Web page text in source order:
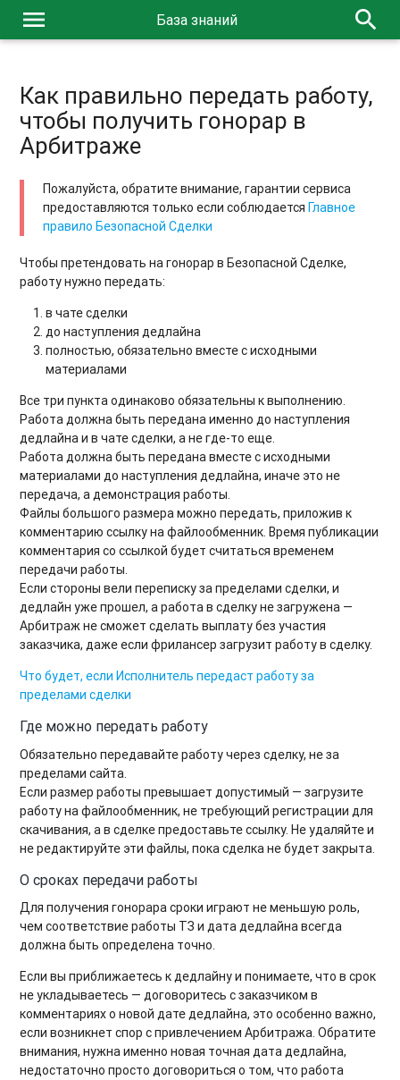
menu База знаний search
Как правильно передать работу,
чтобы получить гонорар в
Арбитраже
Пожалуйста, обратите внимание, гарантии сервиса
предоставляются только если соблюдаетсяГлавное
правило Безопасной Сделки
Чтобы претендовать на гонорар в Безопасной Сделке,
работу нужно передать:
в чате сделки
до наступления дедлайна
полностью, обязательно вместе с исходными
материалами
Все три пункта одинаково обязательны к выполнению.
Работа должна быть передана именно до наступления
дедлайна и в чате сделки, а не где-то еще.
Работа должна быть передана вместе с исходными
материалами до наступления дедлайна, иначе это не
передача, а демонстрация работы.
Файлы большого размера можно передать, приложив к
комментарию ссылку на файлообменник. Время публикации
комментария со ссылкой будет считаться временем
передачи работы.
Если стороны вели переписку за пределами сделки, и
дедлайн уже прошел, а работа в сделку не загружена —
Арбитраж не сможет сделать выплату без участия
заказчика, даже если фрилансер загрузит работу в сделку.
Что будет, если Исполнитель передаст работу за
пределами сделки
Где можно передать работу
Обязательно передавайте работу через сделку, не за
пределами сайта.
Если размер работы превышает допустимый — загрузите
работу на файлообменник, не требующий регистрации для
скачивания, а в сделке предоставьте ссылку. Не удаляйте и
не редактируйте эти файлы, пока сделка не будет закрыта.
О сроках передачи работы
Для получения гонорара сроки играют не меньшую роль,
чем соответствие работы ТЗ и дата дедлайна всегда
должна быть определена точно.
Если вы приближаетесь к дедлайну и понимаете, что в срок
не укладываетесь — договоритесь с заказчиком в
комментариях о новой дате дедлайна, это особенно важно,
если возникнет спор с привлечением Арбитража. Обратите
внимания, нужна именно новая точная дата дедлайна,
недостаточно просто договориться о том, что работа